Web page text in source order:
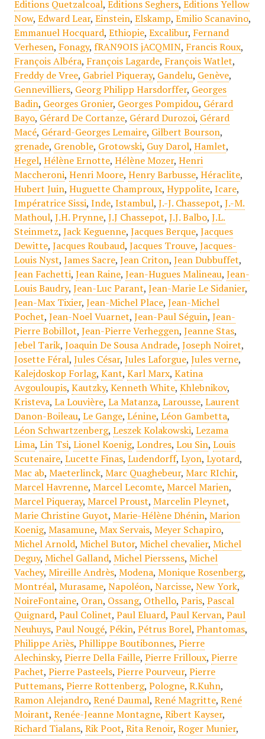
Editions Quetzalcoal, Editions Seghers, Editions Yellow
Now, Edward Lear, Einstein, Elskamp, Emilio Scanavino,
Emmanuel Hocquard, Ethiopie, Excalibur, Fernand
Verhesen, Fonagy, fRAN9OIS jACQMIN, Francis Roux,
François Albéra, François Lagarde, François Watlet,
Freddy de Vree, Gabriel Piqueray, Gandelu, Genève,
Gennevilliers, Georg Philipp Harsdorffer, Georges
Badin, Georges Gronier, Georges Pompidou, Gérard
Bayo, Gérard De Cortanze, Gérard Durozoi, Gérard
Macé, Gérard-Georges Lemaire, Gilbert Bourson,
grenade, Grenoble, Grotowski, Guy Darol, Hamlet,
Hegel, Hélène Ernotte, Hélène Mozer, Henri
Maccheroni, Henri Moore, Henry Barbusse, Héraclite,
Hubert Juin, Huguette Champroux, Hyppolite, Icare,
Impératrice Sissi, Inde, Istambul, J.-J. Chassepot, J.-M.
Mathoul, J.H. Prynne, J.J Chassepot, J.J. Balbo, J.L.
Steinmetz, Jack Keguenne, Jacques Berque, Jacques
Dewitte, Jacques Roubaud, Jacques Trouve, Jacques-
Louis Nyst, James Sacre, Jean Criton, Jean Dubbuffet,
Jean Fachetti, Jean Raine, Jean-Hugues Malineau, Jean-
Louis Baudry, Jean-Luc Parant, Jean-Marie Le Sidanier,
Jean-Max Tixier, Jean-Michel Place, Jean-Michel
Pochet, Jean-Noel Vuarnet, Jean-Paul Séguin, Jean-
Pierre Bobillot, Jean-Pierre Verheggen, Jeanne Stas,
Jebel Tarik, Joaquin De Sousa Andrade, Joseph Noiret,
Josette Féral, Jules César, Jules Laforgue, Jules verne,
Kalejdoskop Forlag, Kant, Karl Marx, Katina
Avgouloupis, Kautzky, Kenneth White, Khlebnikov,
Kristeva, La Louvière, La Matanza, Larousse, Laurent
Danon-Boileau, Le Gange, Lénine, Léon Gambetta,
Léon Schwartzenberg, Leszek Kolakowski, Lezama
Lima, Lin Tsi, Lionel Koenig, Londres, Lou Sin, Louis
Scutenaire, Lucette Finas, Ludendorff, Lyon, Lyotard,
Mac ab, Maeterlinck, Marc Quaghebeur, Marc RIchir,
Marcel Havrenne, Marcel Lecomte, Marcel Marien,
Marcel Piqueray, Marcel Proust, Marcelin Pleynet,
Marie Christine Guyot, Marie-Hélène Dhénin, Marion
Koenig, Masamune, Max Servais, Meyer Schapiro,
Michel Arnold, Michel Butor, Michel chevalier, Michel
Deguy, Michel Galland, Michel Pierssens, Michel
Vachey, Mireille Andrès, Modena, Monique Rosenberg,
Montréal, Murasame, Napoléon, Narcisse, New York,
NoireFontaine, Oran, Ossang, Othello, Paris, Pascal
Quignard, Paul Colinet, Paul Eluard, Paul Kervan, Paul
Neuhuys, Paul Nougé, Pékin, Pétrus Borel, Phantomas,
Philippe Ariès, Phillippe Boutibonnes, Pierre
Alechinsky, Pierre Della Faille, Pierre Frilloux, Pierre
Pachet, Pierre Pasteels, Pierre Pourveur, Pierre
Puttemans, Pierre Rottenberg, Pologne, R.Kuhn,
Ramon Alejandro, René Daumal, René Magritte, René
Moirant, Renée-Jeanne Montagne, Ribert Kayser,
Richard Tialans, Rik Poot, Rita Renoir, Roger Munier,